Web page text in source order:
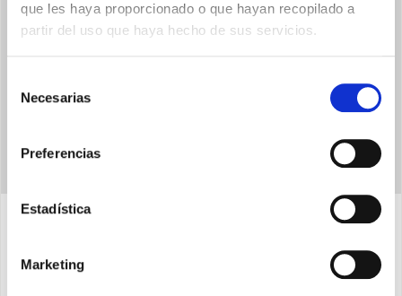
que les haya proporcionado o que hayan recopilado a
partir del uso que haya hecho de sus servicios.
Necesarias
Preferencias
Estadística
Marketing
calefactor, el producto es extremadamente robusto y sólido.
Características